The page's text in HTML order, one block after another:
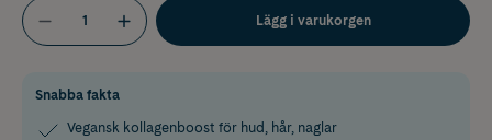
Lägg i varukorgen
Snabba fakta
Vegansk kollagenboost för hud, hår, naglar